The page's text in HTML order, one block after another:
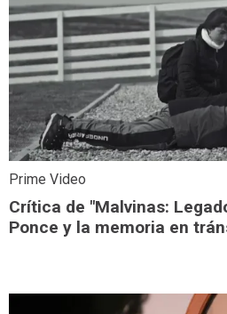
Prime Video
Crítica de "Malvinas:
Ponce y la memoria en